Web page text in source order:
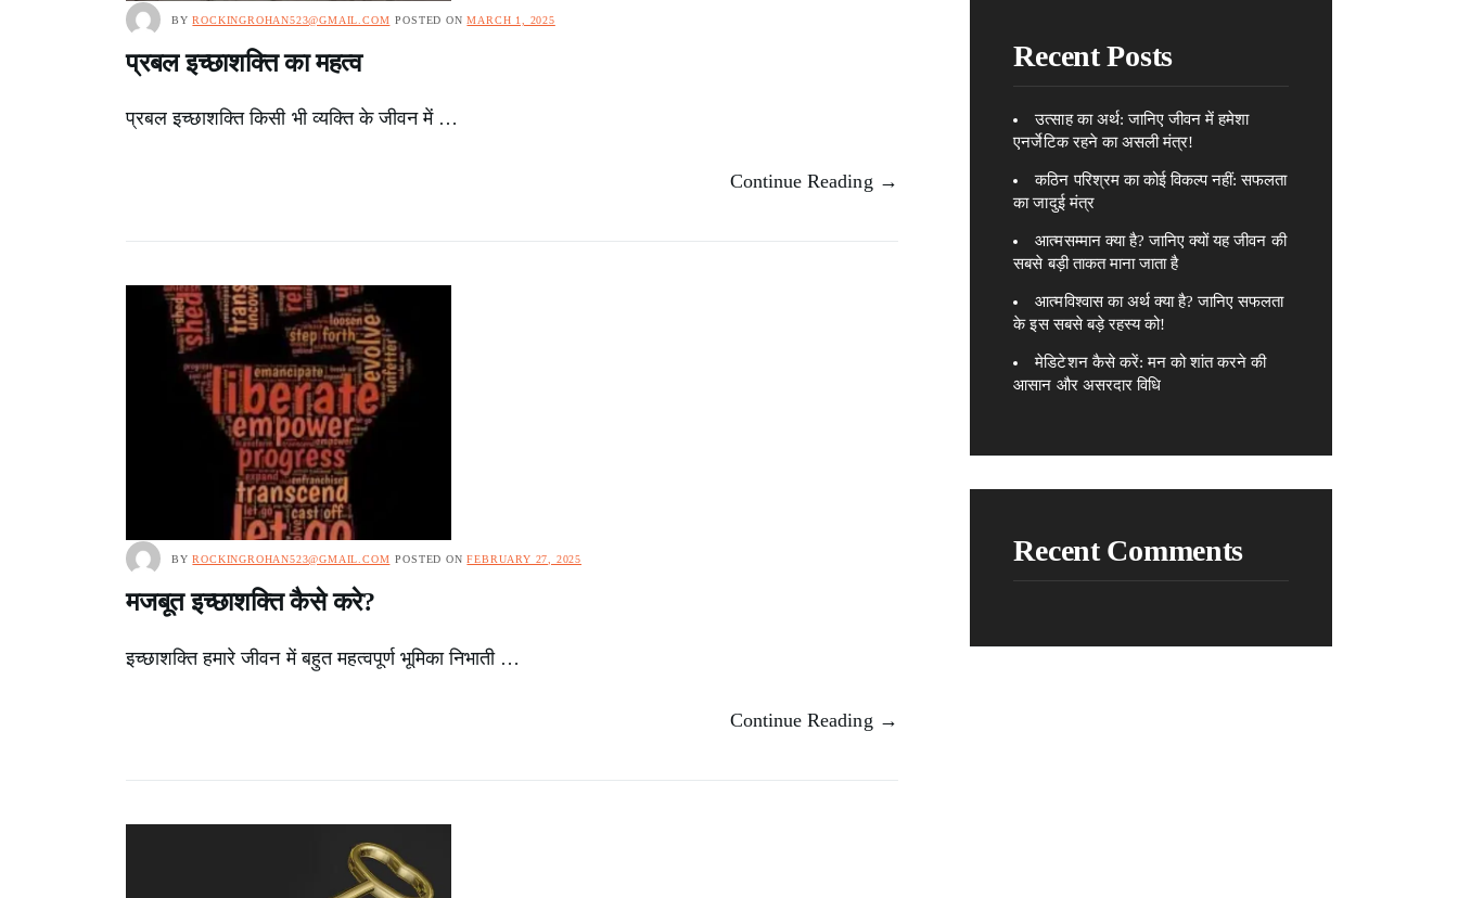
BYROCKINGROHAN523@GMAIL.COM POSTED ONMARCH 1, 2025
प्रबल इच्छाशक्ति का महत्व
प्रबल इच्छाशक्ति किसी भी व्यक्ति के जीवन में …
Continue Reading →
BYROCKINGROHAN523@GMAIL.COM POSTED ONFEBRUARY 27, 2025
मजबूत इच्छाशक्ति कैसे करे?
इच्छाशक्ति हमारे जीवन में बहुत महत्वपूर्ण भूमिका निभाती …
Continue Reading →
Recent Posts
उत्साह का अर्थ: जानिए जीवन में हमेशा
एनर्जेटिक रहने का असली मंत्र!
कठिन परिश्रम का कोई विकल्प नहीं: सफलता
का जादुई मंत्र
आत्मसम्मान क्या है? जानिए क्यों यह जीवन की
सबसे बड़ी ताकत माना जाता है
आत्मविश्वास का अर्थ क्या है? जानिए सफलता
के इस सबसे बड़े रहस्य को!
मेडिटेशन कैसे करें: मन को शांत करने की
आसान और असरदार विधि
Recent Comments